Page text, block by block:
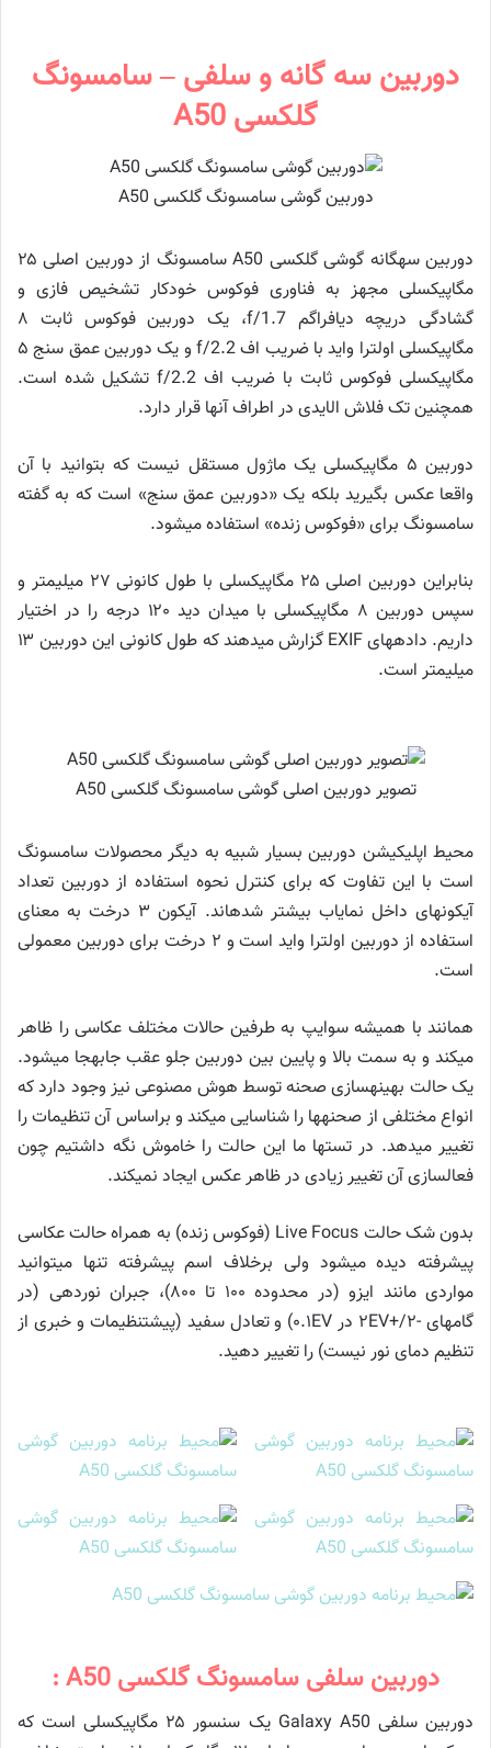
دوربین سه گانه و سلفی – سامسونگ
گلکسی A50
دوربین گوشی سامسونگ گلکسی A50
دوربین سه‎گانه گوشی گلکسی A50 سامسونگ از دوربین اصلی ۲۵
مگاپیکسلی مجهز به فناوری فوکوس خودکار تشخیص فازی و
گشادگی دریچه دیافراگم f/1.7، یک دوربین فوکوس ثابت ۸
مگاپیکسلی اولترا واید با ضریب اف f/2.2 و یک دوربین عمق سنج ۵
مگاپیکسلی فوکوس ثابت با ضریب اف f/2.2 تشکیل شده است.
همچنین تک فلاش ال‎ای‎دی در اطراف آن‎ها قرار دارد.
دوربین ۵ مگاپیکسلی یک ماژول مستقل نیست که بتوانید با آن
واقعا عکس بگیرید بلکه یک «دوربین عمق سنج» است که به گفته
سامسونگ برای «فوکوس زنده» استفاده می‎شود.
بنابراین دوربین اصلی ۲۵ مگاپیکسلی با طول کانونی ۲۷ میلی‎متر و
سپس دوربین ۸ مگاپیکسلی با میدان دید ۱۲۰ درجه را در اختیار
داریم. داده‎های EXIF گزارش می‎دهند که طول کانونی این دوربین ۱۳
میلی‎متر است.
تصویر دوربین اصلی گوشی سامسونگ گلکسی A50
محیط اپلیکیشن دوربین بسیار شبیه به دیگر محصولات سامسونگ
است با این تفاوت که برای کنترل نحوه استفاده از دوربین تعداد
آیکون‎های داخل نمایاب بیشتر شده‎اند. آیکون ۳ درخت به معنای
استفاده از دوربین اولترا واید است و ۲ درخت برای دوربین معمولی
است.
همانند با همیشه سوایپ به طرفین حالات مختلف عکاسی را ظاهر
می‎کند و به سمت بالا و پایین بین دوربین جلو عقب جابه‎جا می‎شود.
یک حالت بهینه‎سازی صحنه توسط هوش مصنوعی نیز وجود دارد که
انواع مختلفی از صحنه‎ها را شناسایی می‎کند و براساس آن تنظیمات را
تغییر می‎دهد. در تست‎ها ما این حالت را خاموش نگه داشتیم چون
فعالسازی آن تغییر زیادی در ظاهر عکس ایجاد نمی‎کند.
بدون شک حالت Live Focus (فوکوس زنده) به همراه حالت عکاسی
پیشرفته دیده می‎شود ولی برخلاف اسم پیشرفته تنها می‎توانید
مواردی مانند ایزو (در محدوده ۱۰۰ تا ۸۰۰)، جبران نوردهی (در
گام‎های -۲/+۲EV در ۰.۱EV) و تعادل سفید (پیش‎تنظیمات و خبری از
تنظیم دمای نور نیست) را تغییر دهید.
دوربین سلفی سامسونگ گلکسی A50 :
دوربین سلفی Galaxy A50 یک سنسور ۲۵ مگاپیکسلی است که